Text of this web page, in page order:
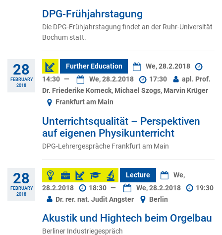
DPG-Frühjahrstagung
Die DPG-Frühjahrstagung findet an der Ruhr-Universität
Bochum statt.
28
FEBRUARY
2018
Further Education
We, 28.2.2018
14:30 — We, 28.2.2018 17:30
apl. Prof.
Dr. Friederike Korneck, Michael Szogs, Marvin Krüger
Frankfurt am Main
Unterrichtsqualität – Perspektiven
auf eigenen Physikunterricht
DPG-Lehrergespräche Frankfurt am Main
28
FEBRUARY
2018
Lecture
We,
28.2.2018
18:30 — We, 28.2.2018
19:30
Dr. rer. nat. Judit Angster
Berlin
Akustik und Hightech beim Orgelbau
Berliner Industriegespräch